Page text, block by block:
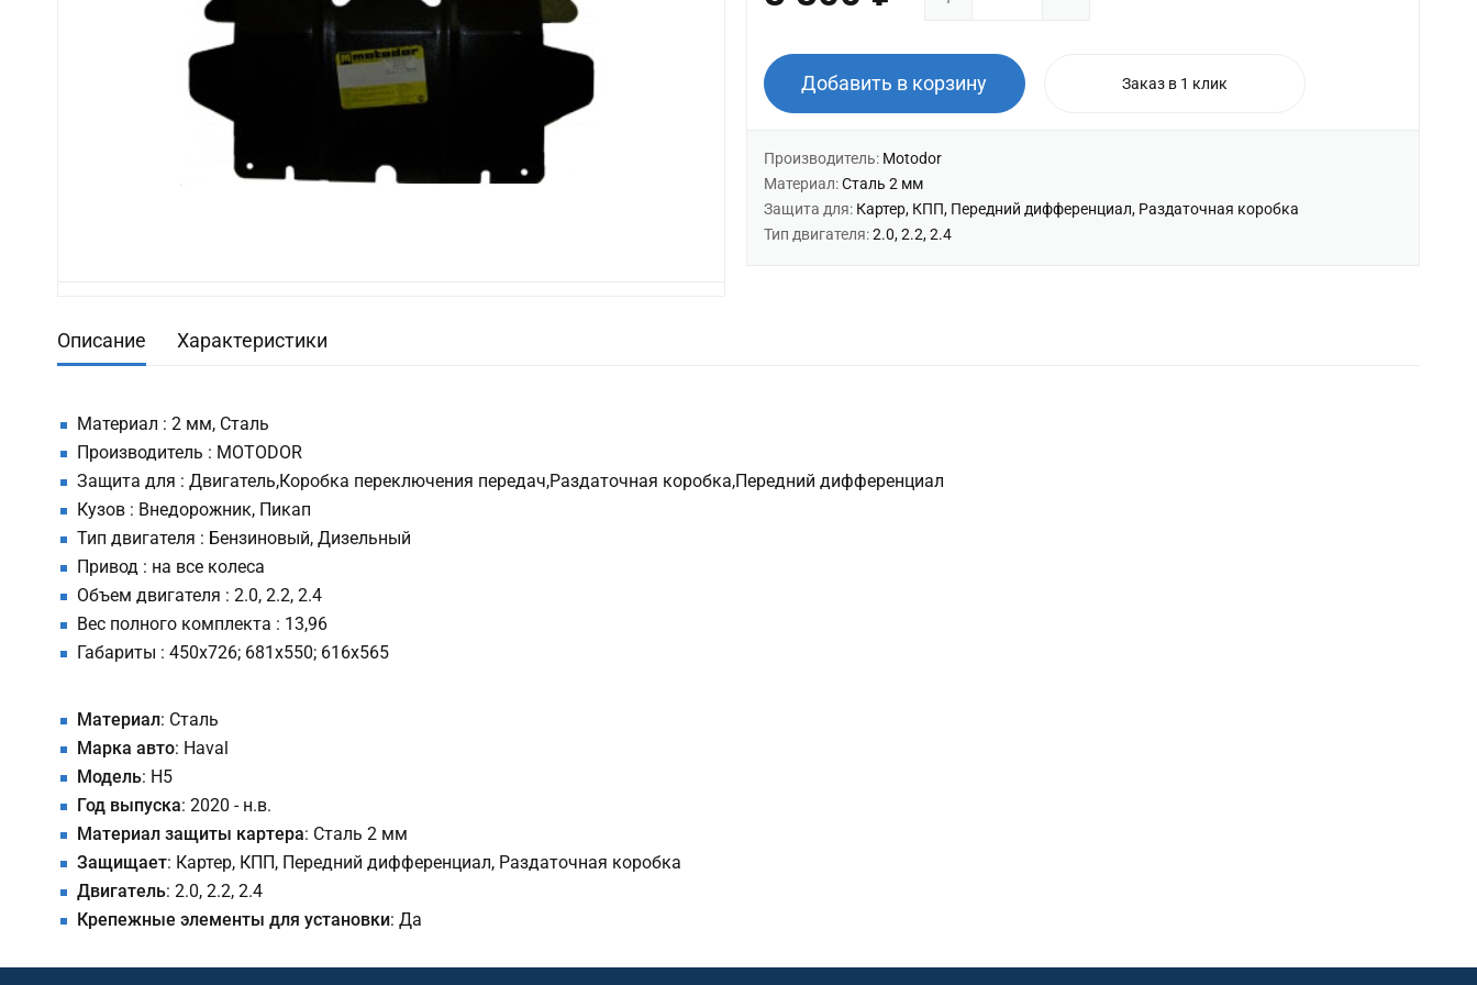
Добавить в корзину Заказ в 1 клик
Производитель: Motodor
Материал:Сталь 2 мм
Защита для: Картер, КПП, Передний дифференциал, Раздаточная коробка
Тип двигателя:2.0, 2.2, 2.4
Описание Характеристики
Материал : 2 мм, Сталь
Производитель : MOTODOR
Защита для : Двигатель,Коробка переключения передач,Раздаточная коробка,Передний дифференциал
Кузов : Внедорожник, Пикап
Тип двигателя : Бензиновый, Дизельный
Привод : на все колеса
Объем двигателя : 2.0, 2.2, 2.4
Вес полного комплекта : 13,96
Габариты : 450х726; 681х550; 616х565
Материал: Сталь
Марка авто: Haval
Модель: H5
Год выпуска: 2020 - н.в.
Материал защиты картера: Сталь 2 мм
Защищает: Картер, КПП, Передний дифференциал, Раздаточная коробка
Двигатель: 2.0, 2.2, 2.4
Крепежные элементы для установки: Да